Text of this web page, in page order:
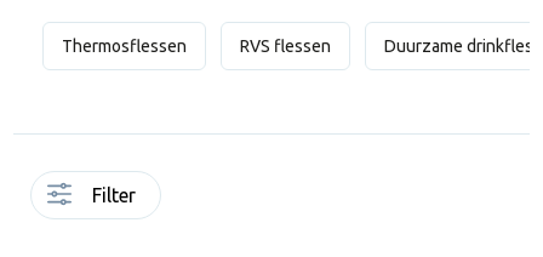
Thermosflessen RVS flessen Duurzame
Filter